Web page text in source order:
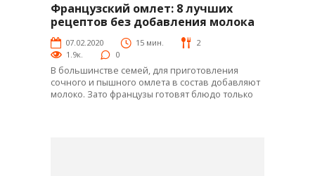
Яй-рецепты
Французский омлет: 8 лучших
рецептов без добавления молока
07.02.2020 15 мин.
2
1.9к.
0
В большинстве семей, для приготовления
сочного и пышного омлета в состав добавляют
молоко. Зато французы готовят блюдо только